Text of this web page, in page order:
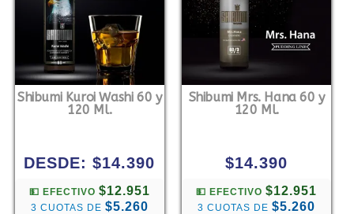
Shibumi Kuroi Washi 60 y
120 Ml.
DESDE:$14.390
💵 EFECTIVO $12.951
3 CUOTAS DE $5.260
Shibumi Mrs. Hana 60 y
120 Ml.
$14.390
💵 EFECTIVO$12.951
3 CUOTAS DE$5.260